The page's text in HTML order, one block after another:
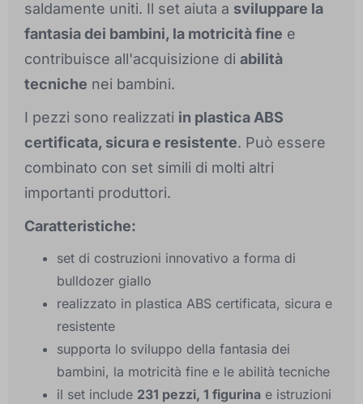
saldamente uniti. Il set aiuta a sviluppare la
fantasia dei bambini, la motricità fine e
contribuisce all'acquisizione di abilità
tecniche nei bambini.
I pezzi sono realizzati in plastica ABS
certificata, sicura e resistente. Può essere
combinato con set simili di molti altri
importanti produttori.
Caratteristiche:
set di costruzioni innovativo a forma di
bulldozer giallo
realizzato in plastica ABS certificata, sicura e
resistente
supporta lo sviluppo della fantasia dei
bambini, la motricità fine e le abilità tecniche
il set include 231 pezzi, 1 figurina e istruzioni